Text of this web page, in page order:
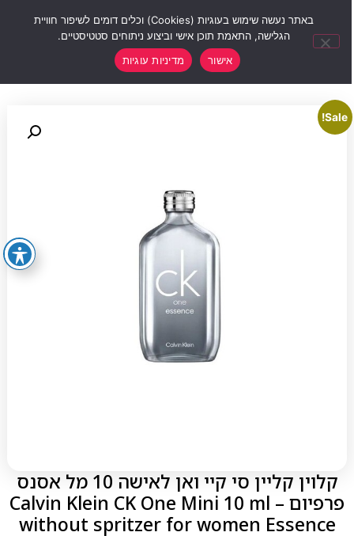
Sale!
קלוין קליין סי קיי ואן לאישה 10 מל אסנס
פרפיום – Calvin Klein CK One Mini 10 ml
without spritzer for women Essence
באתר נעשה שימוש בעוגיות (Cookies) וכלים דומים לשיפור חוויית
הגלישה, התאמת תוכן אישי וביצוע ניתוחים סטטיסטיים.
אישור
מדיניות עוגיות